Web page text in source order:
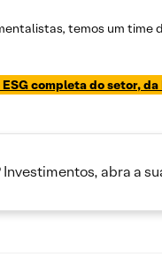
temos um time
completa do setor,
abra a